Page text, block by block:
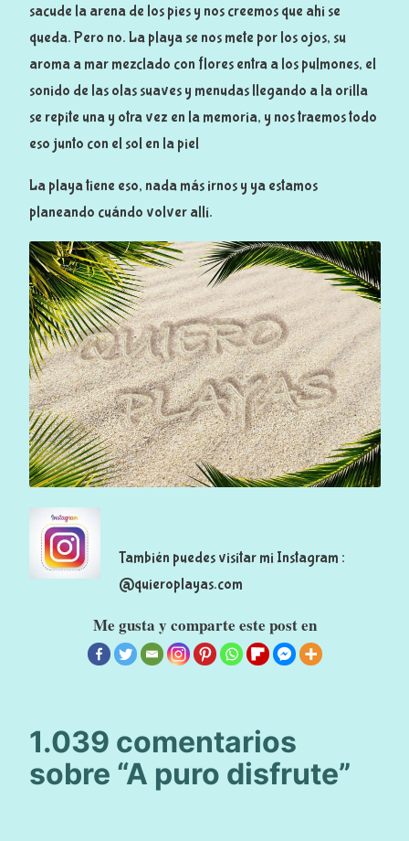
sacude la arena de los pies y nos creemos que ahi se
queda. Pero no. La playa se nos mete por los ojos, su
aroma a mar mezclado con flores entra a los pulmones, el
sonido de las olas suaves y menudas llegando a la orilla
se repite una y otra vez en la memoria, y nos traemos todo
eso junto con el sol en la piel
La playa tiene eso, nada más irnos y ya estamos
planeando cuándo volver allí.
También puedes visitar mi Instagram :
@quieroplayas.com
Me gusta y comparte este post en
1.039 comentarios
sobre “A puro disfrute”